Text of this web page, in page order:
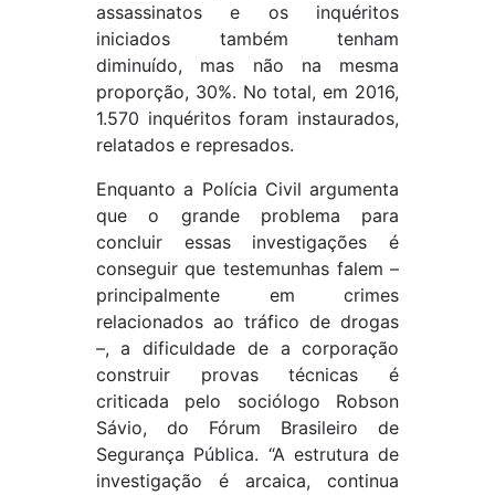
assassinatos e os inquéritos
iniciados também tenham
diminuído, mas não na mesma
proporção, 30%. No total, em 2016,
1.570 inquéritos foram instaurados,
relatados e represados.
Enquanto a Polícia Civil argumenta
que o grande problema para
concluir essas investigações é
conseguir que testemunhas falem –
principalmente em crimes
relacionados ao tráfico de drogas
–, a dificuldade de a corporação
construir provas técnicas é
criticada pelo sociólogo Robson
Sávio, do Fórum Brasileiro de
Segurança Pública. “A estrutura de
investigação é arcaica, continua